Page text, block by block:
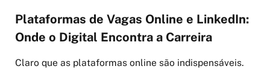
Plataformas de Vagas Online e LinkedIn:
Onde o Digital Encontra a Carreira
Claro que as plataformas online são indispensáveis.